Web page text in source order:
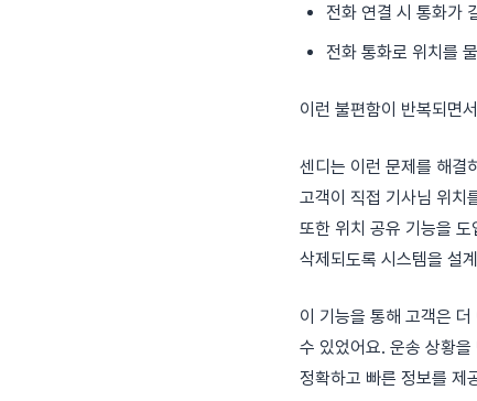
전화 연결 시 통화가
전화 통화로 위치를
이런 불편함이 반복되면
센디는 이런 문제를 해결
고객이 직접 기사님 위치
또한 위치 공유 기능을
삭제되도록 시스템을 설
이 기능을 통해 고객은
수 있었어요. 운송 상황
정확하고 빠른 정보를 제